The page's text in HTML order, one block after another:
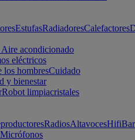
EstufasRadiadoresCalefactores
Aire acondicionado
eléctricos
los hombresCuidado
y bienestar
Robot limpiacristales
RadiosAltavocesHifi
Micrófonos